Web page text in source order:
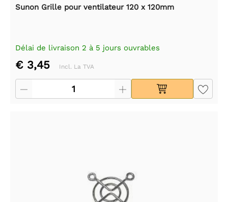
Sunon Grille pour ventilateur 120 x 120mm
Délai de livraison 2 à 5 jours ouvrables
€ 3,45 Incl. La TVA